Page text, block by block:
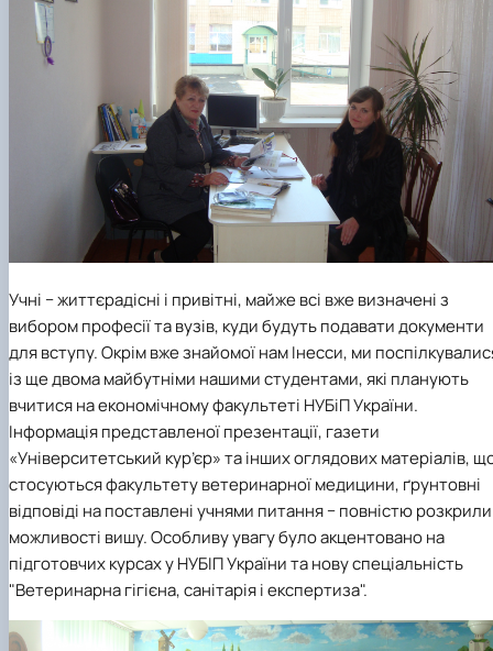
Учні − життєрадісні і привітні, майже всі вже визначені з
вибором професії та вузів, куди будуть подавати документи
для вступу. Окрім вже знайомої нам Інесси, ми
із ще двома майбутніми нашими студентами, які планують
вчитися на економічному факультеті НУБіП України.
Інформація представленої презентації, газети
«Університетський кур’єр» та інших оглядових матеріалів,
стосуються факультету ветеринарної медицини, ґрунтовні
відповіді на поставлені учнями питання − повністю розкрили
можливості вишу. Особливу увагу було акцентовано на
підготовчих курсах у НУБІП України та нову спеціальність
"Ветеринарна гігієна, санітарія і експертиза".